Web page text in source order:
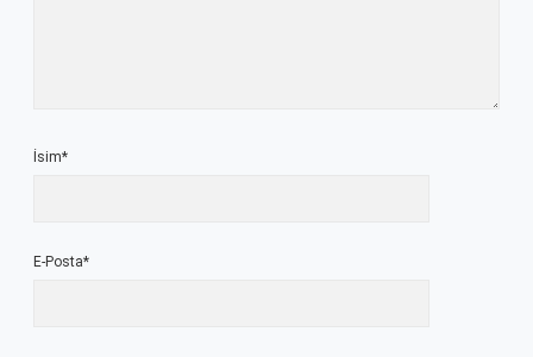
İsim*
E-Posta*